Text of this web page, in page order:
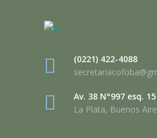
(0221) 422-4088
Av. 38 N°997 esq. 15
La Plata, Buenos